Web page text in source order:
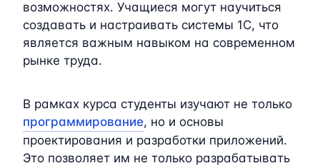
возможностях. Учащиеся могут научиться
создавать и настраивать системы 1C, что
является важным навыком на современном
рынке труда.
В рамках курса студенты изучают не только
программирование, но и основы
проектирования и разработки приложений.
Это позволяет им не только разрабатывать